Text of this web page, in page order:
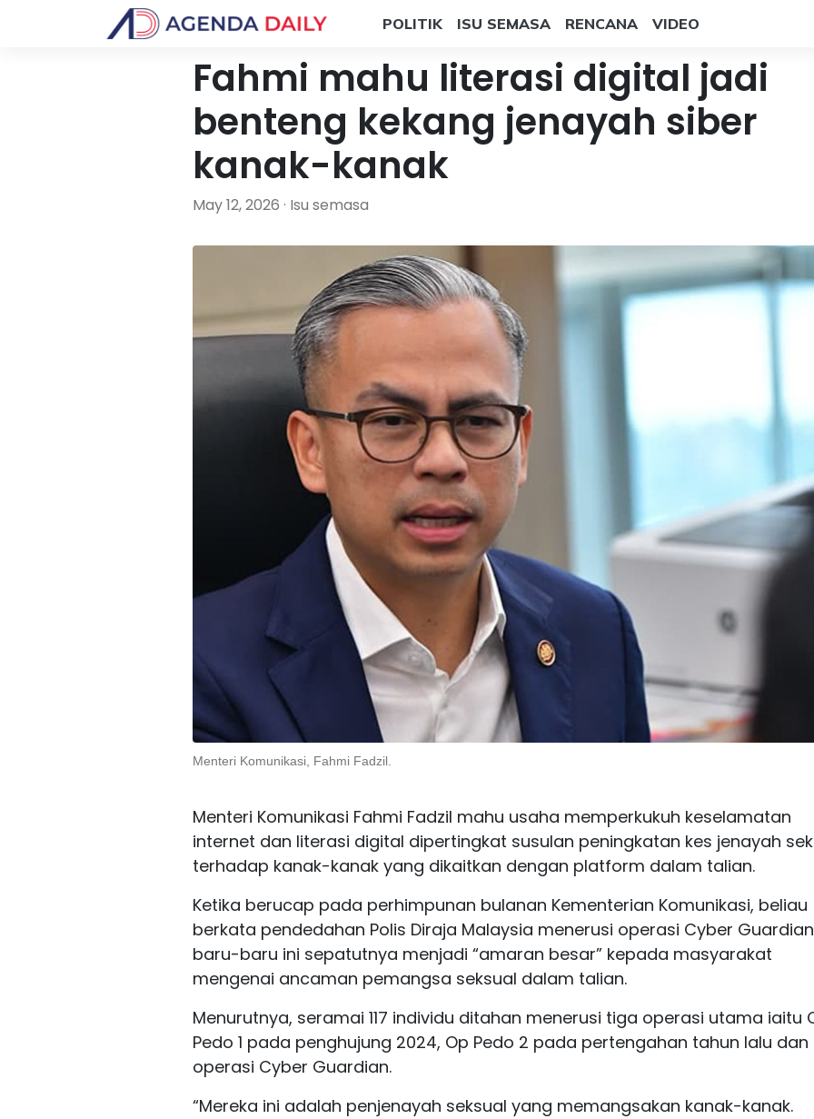
POLITIK ISU SEMASA RENCANA VIDEO
Fahmi mahu literasi digital jadi
benteng kekang jenayah siber
kanak-kanak
May 12, 2026 · Isu semasa
Menteri Komunikasi, Fahmi Fadzil.
Menteri Komunikasi Fahmi Fadzil mahu usaha memperkukuh keselamatan
internet dan literasi digital dipertingkat susulan peningkatan kes jenayah
terhadap kanak-kanak yang dikaitkan dengan platform dalam talian.
Ketika berucap pada perhimpunan bulanan Kementerian Komunikasi, beliau
berkata pendedahan Polis Diraja Malaysia menerusi operasi Cyber Guardian
baru-baru ini sepatutnya menjadi “amaran besar” kepada masyarakat
mengenai ancaman pemangsa seksual dalam talian.
Menurutnya, seramai 117 individu ditahan menerusi tiga operasi utama iaitu
Pedo 1 pada penghujung 2024, Op Pedo 2 pada pertengahan tahun lalu dan
operasi Cyber Guardian.
“Mereka ini adalah penjenayah seksual yang memangsakan kanak-kanak.